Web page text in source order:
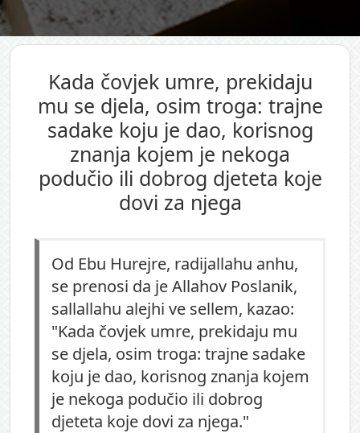
Kada čovjek umre, prekidaju
mu se djela, osim troga: trajne
sadake koju je dao, korisnog
znanja kojem je nekoga
podučio ili dobrog djeteta koje
dovi za njega
Od Ebu Hurejre, radijallahu anhu,
se prenosi da je Allahov Poslanik,
sallallahu alejhi ve sellem, kazao:
"Kada čovjek umre, prekidaju mu
se djela, osim troga: trajne sadake
koju je dao, korisnog znanja kojem
je nekoga podučio ili dobrog
djeteta koje dovi za njega."